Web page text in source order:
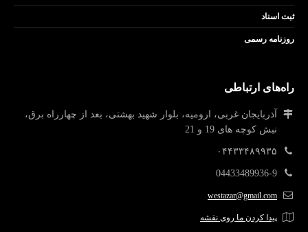
ثبت اسناد
روزنامه رسمی
راه‌های ارتباطی
آذربایجان غربی، ارومیه، بلوار شهید بهشتی، بعد از چهارراه برق،
نبش کوچه های 19 و 21
۰۴۴۳۳۴۸۹۹۳۵
04433489936-9
westazar@gmail.com
پیدا کردن ما روی نقشه